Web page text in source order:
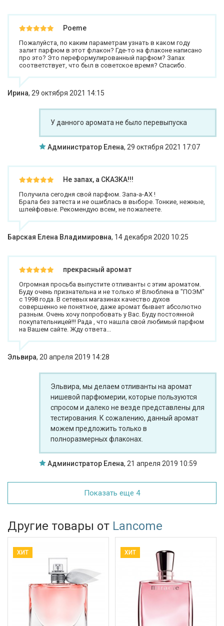
Poeme
Пожалуйста, по каким параметрам узнать в каком году
залит парфюм в этот флакон? Где-то на флаконе написано
про этo? Это переформулированный парфюм? Запах
соответствует, что был в советское время? Спасибо.
Ирина, 29 октября 2021 14:15
У данного аромата не было перевыпуска
Администратор Елена, 29 октября 2021 17:07
Не запах, а СКАЗКА!!!
Получила сегодня свой парфюм. Запа-а-АХ !
Брала без затеста и не ошиблась в выборе. Тонкие, нежные,
шлейфовые. Рекомендую всем, не пожалеете.
Барская Елена Владимировна, 14 декабря 2020 10:25
прекрасный аромат
Огромная просьба выпустите отливанты с этим ароматом.
Буду очень признательна и не только я! Влюблена в "ПОЭМ"
с 1998 года. В сетевых магазинах качество духов
совершенно не понятное, даже аромат бывает абсолютно
разным. Очень хочу попробовать у Вас. Буду постоянной
покупательницей!!! Рада , что нашла свой любимый парфюм
на Вашем сайте. Жду ответа...
Эльвира, 20 апреля 2019 14:28
Эльвира, мы делаем отливанты на аромат
нишевой парфюмерии, которые пользуются
спросом и далеко не везде представлены для
тестирования. К сожалению, данный аромат
можем предложить только в
полноразмерных флаконах.
Администратор Елена, 21 апреля 2019 10:59
Показать еще 4
Другие товары от Lancome
ХИТ ХИТ